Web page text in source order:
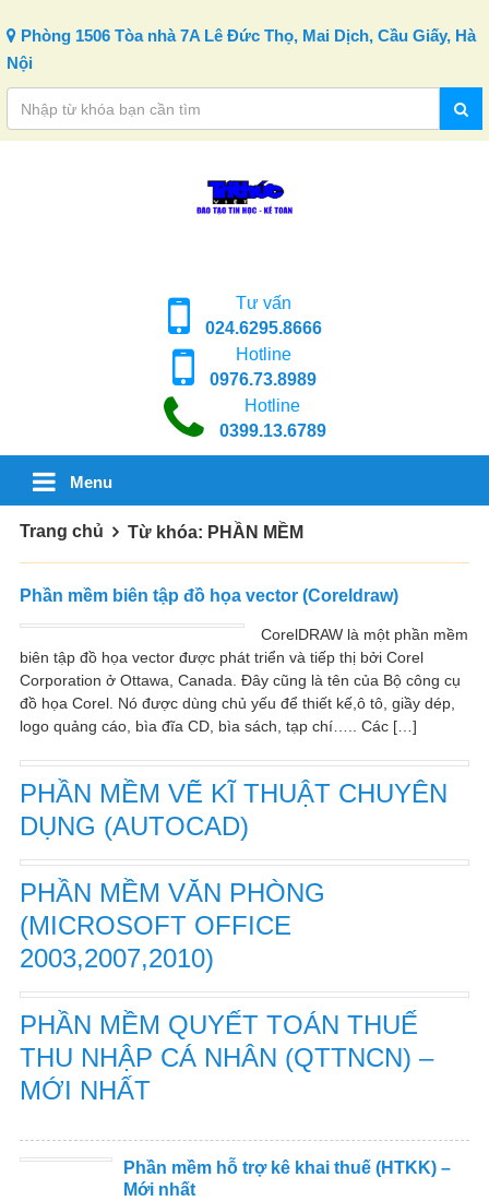
Phòng 1506 Tòa nhà 7A Lê Đức Thọ, Mai Dịch, Cầu Giấy, Hà
Nội
Tư vấn
024.6295.8666
Hotline
0976.73.8989
Hotline
0399.13.6789
Menu
Trang chủ Từ khóa: PHẦN MỀM
Phần mềm biên tập đồ họa vector (Coreldraw)
CorelDRAW là một phần mềm
biên tập đồ họa vector được phát triển và tiếp thị bởi Corel
Corporation ở Ottawa, Canada. Đây cũng là tên của Bộ công cụ
đồ họa Corel. Nó được dùng chủ yếu để thiết kế,ô tô, giầy dép,
logo quảng cáo, bìa đĩa CD, bìa sách, tạp chí….. Các […]
PHẦN MỀM VẼ KĨ THUẬT CHUYÊN
DỤNG (AUTOCAD)
PHẦN MỀM VĂN PHÒNG
(MICROSOFT OFFICE
2003,2007,2010)
PHẦN MỀM QUYẾT TOÁN THUẾ
THU NHẬP CÁ NHÂN (QTTNCN) –
MỚI NHẤT
Phần mềm hỗ trợ kê khai thuế (HTKK) –
Mới nhất